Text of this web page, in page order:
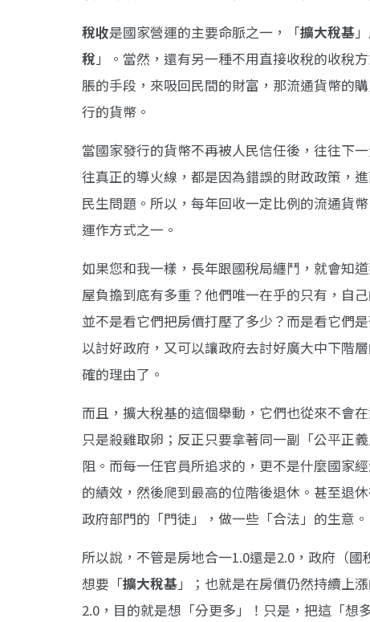
稅收是國家營運的主要命脈之一，「擴大稅基
稅」。當然，還有另一種不用直接收稅的收稅
脹的手段，來吸回民間的財富，那流通貨幣的
行的貨幣。
當國家發行的貨幣不再被人民信任後，往往下
往真正的導火線，都是因為錯誤的財政政策，
民生問題。所以，每年回收一定比例的流通貨
運作方式之一。
如果您和我一樣，長年跟國稅局纏鬥，就會知
屋負擔到底有多重？他們唯一在乎的只有，自
並不是看它們把房價打壓了多少？而是看它們
以討好政府，又可以讓政府去討好廣大中下階
確的理由了。
而且，擴大稅基的這個舉動，它們也從來不會
只是殺雞取卵；反正只要拿著同一副「公平正
阻。而每一任官員所追求的，更不是什麼國家
的績效，然後爬到最高的位階後退休。甚至退
政府部門的「門徒」，做一些「合法」的生意。
所以說，不管是房地合一1.0還是2.0，政府（
想要「擴大稅基」；也就是在房價仍然持續上
2.0，目的就是想「分更多」！只是，把這「想